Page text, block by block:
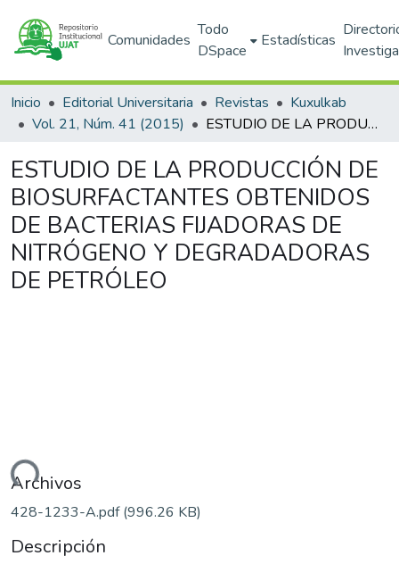
Comunidades
Todo
DSpace
Estadísticas
Inicio Editorial Universitaria Revistas
Kuxulkab
Vol. 21, Núm. 41 (2015)
ESTUDIO DE LA PRODUCCIÓN DE BIOSURFACTANTES OBTENIDOS DE BACTERIAS FIJADORAS DE NITRÓGENO Y DEGRADADORAS DE PETRÓLEO
ESTUDIO DE LA PRODUCCIÓN DE
BIOSURFACTANTES OBTENIDOS
DE BACTERIAS FIJADORAS DE
NITRÓGENO Y DEGRADADORAS
DE PETRÓLEO
Archivos
428-1233-A.pdf(996.26 KB)
Descripción